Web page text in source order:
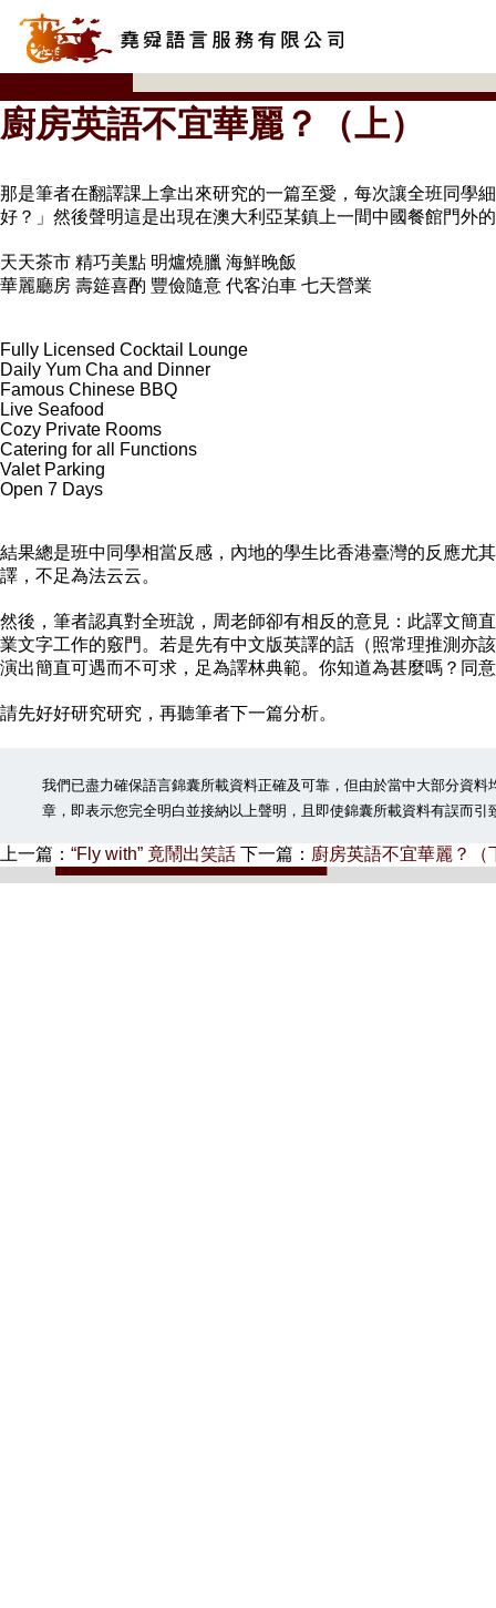
廚房英語不宜華麗？（上）
那是筆者在翻譯課上拿出來研究的一篇至愛，每次讓全班同學
好？」然後聲明這是出現在澳大利亞某鎮上一間中國餐館門外
天天茶市 精巧美點 明爐燒臘 海鮮晚飯
華麗廳房 壽筵喜酌 豐儉隨意 代客泊車 七天營業
Fully Licensed Cocktail Lounge
Daily Yum Cha and Dinner
Famous Chinese BBQ
Live Seafood
Cozy Private Rooms
Catering for all Functions
Valet Parking
Open 7 Days
結果總是班中同學相當反感，內地的學生比香港臺灣的反應尤
譯，不足為法云云。
然後，筆者認真對全班說，周老師卻有相反的意見：此譯文簡
業文字工作的竅門。若是先有中文版英譯的話（照常理推測亦
演出簡直可遇而不可求，足為譯林典範。你知道為甚麼嗎？同
請先好好研究研究，再聽筆者下一篇分析。
我們已盡力確保語言錦囊所載資料正確及可靠，但由於當中大部分資
章，即表示您完全明白並接納以上聲明，且即使錦囊所載資料有誤而
上一篇： “Fly with” 竟鬧出笑話 下一篇： 廚房英語不宜華麗？（